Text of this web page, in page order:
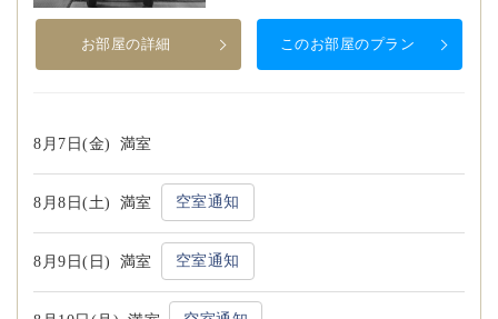
お部屋の詳細 このお部屋のプラン
8月7日(金) 満室
8月8日(土) 満室 空室通知
8月9日(日) 満室 空室通知